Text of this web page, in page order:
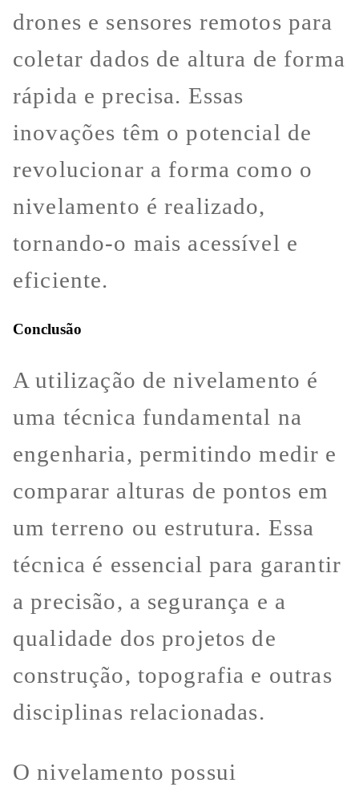
drones e sensores remotos para
coletar dados de altura de forma
rápida e precisa. Essas
inovações têm o potencial de
revolucionar a forma como o
nivelamento é realizado,
tornando-o mais acessível e
eficiente.
Conclusão
A utilização de nivelamento é
uma técnica fundamental na
engenharia, permitindo medir e
comparar alturas de pontos em
um terreno ou estrutura. Essa
técnica é essencial para garantir
a precisão, a segurança e a
qualidade dos projetos de
construção, topografia e outras
disciplinas relacionadas.
O nivelamento possui